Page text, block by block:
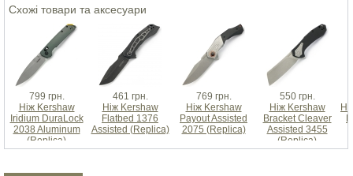
Схожі товари та аксесуари
799 грн.
Ніж Kershaw
Iridium DuraLock
2038 Aluminum
(Replica)
461 грн.
Ніж Kershaw
Flatbed 1376
Assisted (Replica)
769 грн.
Ніж Kershaw
Payout Assisted
2075 (Replica)
550 грн.
Ніж Kershaw
Bracket Cleaver
Assisted 3455
(Replica)